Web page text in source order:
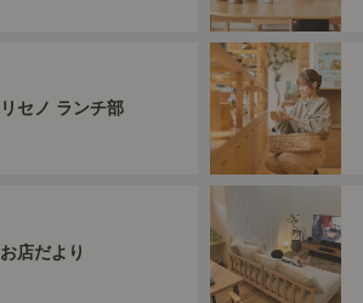
リセノ ランチ部
お店だより